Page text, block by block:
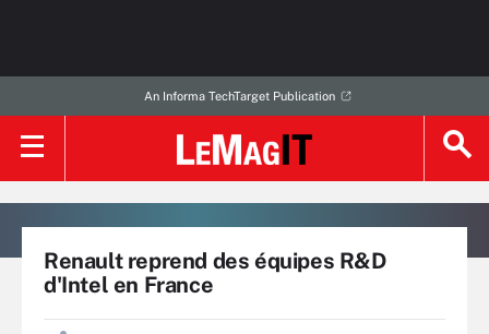
An Informa TechTarget Publication
Renault reprend des équipes R&D
d'Intel en France